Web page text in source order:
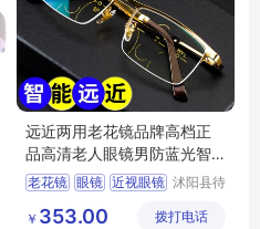
远近两用老花镜品牌高档正
品高清老人眼镜男防蓝光智
能自动变焦光
老花镜 眼镜 近视眼镜 沭阳县待
子商务有
￥ 353.00 拨打电话